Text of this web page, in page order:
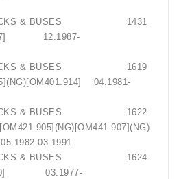
TRUCKS & BUSES 1431
12.1987-
TRUCKS & BUSES 1619
04.1981-
TRUCKS & BUSES 1622
03.1991
TRUCKS & BUSES 1624
03.1977-